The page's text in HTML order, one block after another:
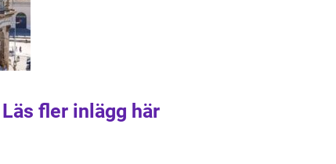
Läs fler inlägg här